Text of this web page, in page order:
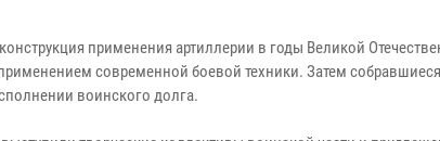
применения артиллерии в годы Великой
современной боевой техники. Затем собравшиеся
воинского долга.